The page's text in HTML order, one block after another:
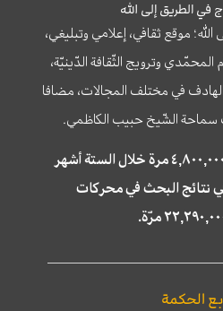
في الطريق إلى الله
موقع ثقافي، إعلامي وتبليغي،
وترويج الثّقافة الدّينيّة،
في مختلف المجالات، مضافا
سماحة الشّيخ حبيب الكاظمي.
تمّت زيارة موقع سراج ٤,٨٠٠,٠٠٠ مرة خلال الستة أشهر
نتائج البحث في محركات
الحكمة